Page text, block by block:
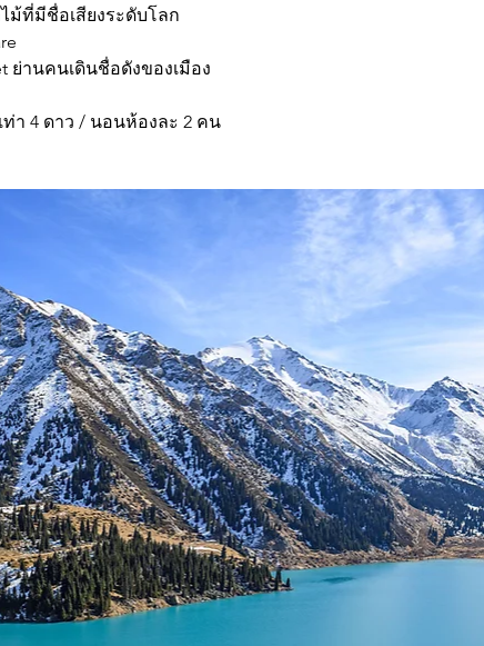
ม้ที่มีชื่อเสียงระดับโลก
ย่านคนเดินชื่อดังของเมือง
ท่า 4 ดาว / นอนห้องละ 2 คน